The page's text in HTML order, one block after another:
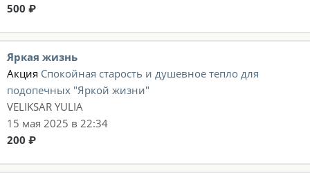
500 ₽
Яркая жизнь
Акция Спокойная старость и душевное тепло для
подопечных "Яркой жизни"
VELIKSAR YULIA
15 мая 2025 в 22:34
200 ₽